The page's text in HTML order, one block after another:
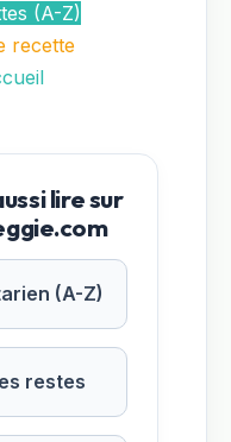
(A-Z)
recette
lire sur
(A-Z)
restes